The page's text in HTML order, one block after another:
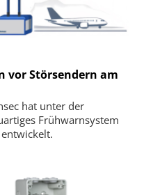
vor Störsendern am
hat unter der
Frühwarnsystem